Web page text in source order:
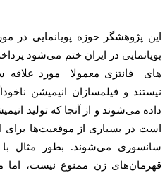
پژوهشگر حوزه پویانمایی در
در ایران ختم می‌شود پرداخت
فانتزی معمولا
مورد علاقه
و فیلمسازان انیمیشن
می‌شوند و از آنجا که تولید
در بسیاری از موقعیت‌ها برای
می‌شوند. بطور مثال با
زن ممنوع نیست، اما